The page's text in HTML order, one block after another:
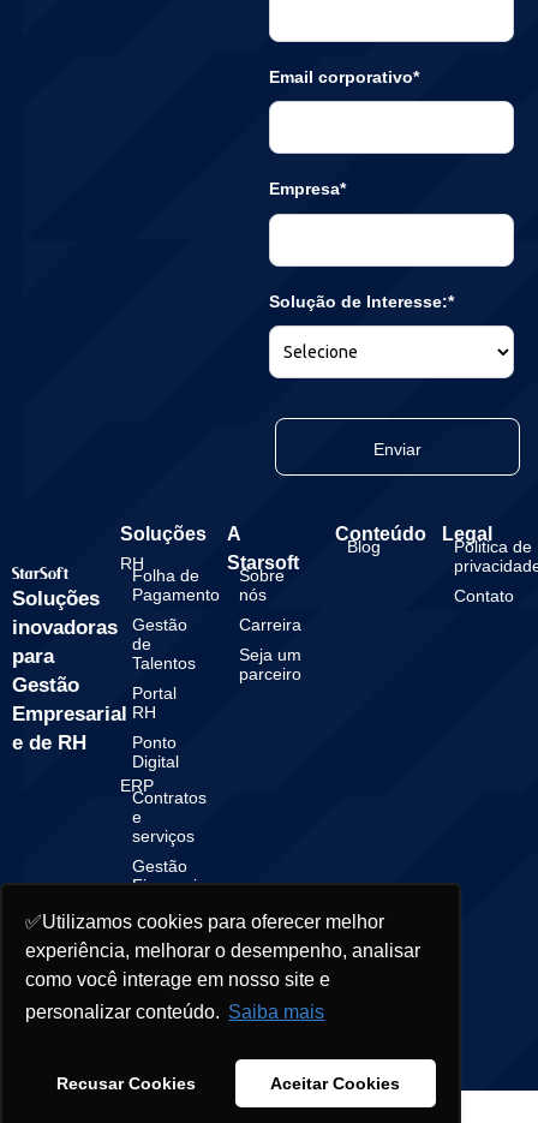
✅Utilizamos cookies para oferecer melhor
experiência, melhorar o desempenho, analisar
como você interage em nosso site e
personalizar conteúdo. Saiba mais
Recusar Cookies Aceitar Cookies
Email corporativo*
Empresa*
Solução de Interesse:*
Enviar
Soluções
inovadoras
para
Gestão
Empresarial
e de RH
Soluções
RH
Folha de
Pagamento
Gestão
de
Talentos
Portal
RH
Ponto
Digital
ERP
Contratos
e
serviços
Gestão
Financeira
Gestão
Contábil
A
Starsoft
Sobre
nós
Carreira
Seja um
parceiro
Conteúdo
Blog
Legal
Politica de
Contato